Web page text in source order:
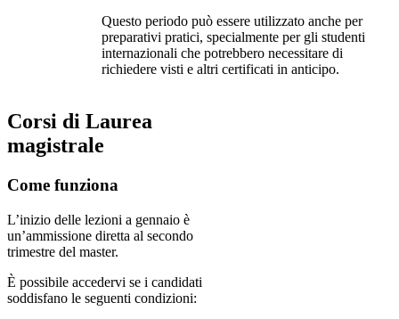
Questo periodo può essere utilizzato anche per
preparativi pratici, specialmente per gli studenti
internazionali che potrebbero necessitare di
richiedere visti e altri certificati in anticipo.
Corsi di Laurea
magistrale
Come funziona
L’inizio delle lezioni a gennaio è
un’ammissione diretta al secondo
trimestre del master.
È possibile accedervi se i candidati
soddisfano le seguenti condizioni: